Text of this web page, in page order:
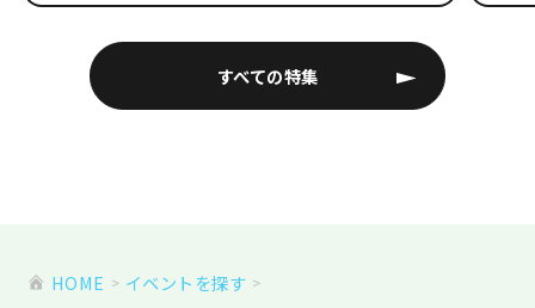
すべての特集
HOME
イベントを探す